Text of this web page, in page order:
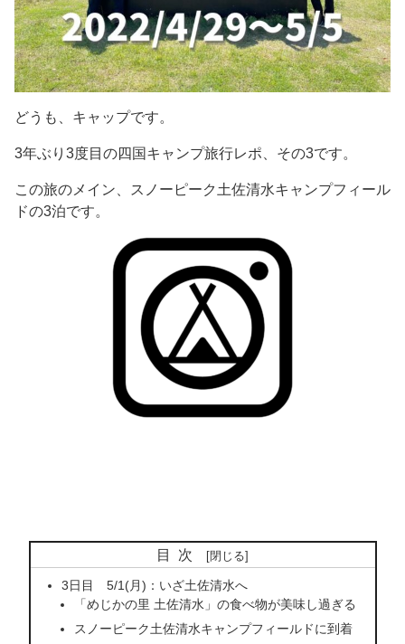
どうも、キャップです。
3年ぶり3度目の四国キャンプ旅行レポ、その3です。
この旅のメイン、スノーピーク土佐清水キャンプフィール
ドの3泊です。
目次
3日目 5/1(月)：いざ土佐清水へ
「めじかの里 土佐清水」の食べ物が美味し過ぎる
スノーピーク土佐清水キャンプフィールドに到着